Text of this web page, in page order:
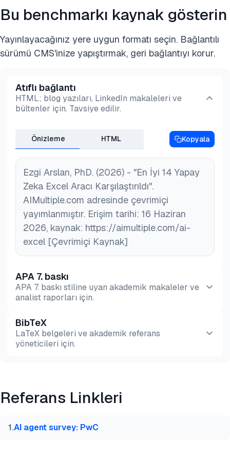
Bu benchmarkı kaynak gösterin
Yayınlayacağınız yere uygun formatı seçin. Bağlantılı
sürümü CMS'inize yapıştırmak, geri bağlantıyı korur.
Atıflı bağlantı
HTML; blog yazıları, LinkedIn makaleleri ve
bültenler için. Tavsiye edilir.
Önizleme HTML Kopyala
Ezgi Arslan, PhD. (2026) - "En İyi 14 Yapay
Zeka Excel Aracı Karşılaştırıldı".
AIMultiple.com adresinde çevrimiçi
yayımlanmıştır. Erişim tarihi: 16 Haziran
2026, kaynak: https://aimultiple.com/ai-
excel [Çevrimiçi Kaynak]
APA 7. baskı
APA 7. baskı stiline uyan akademik makaleler ve
analist raporları için.
Önizleme
BibTeX
LaTeX belgeleri ve akademik referans
yöneticileri için.
@misc{phd2026,
title  = {{En İyi 14 Yapay Zeka Excel Aracı
Referans Linkleri
1.AI agent survey: PwC